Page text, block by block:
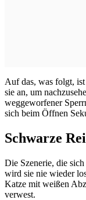
Auf das, was folgt,
sie an, um
weggeworfener
sich beim Öffnen
Schwarze
Die Szenerie, die
wird sie nie wieder
Katze mit weißen
verwest.